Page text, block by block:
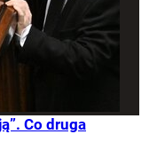
Co druga